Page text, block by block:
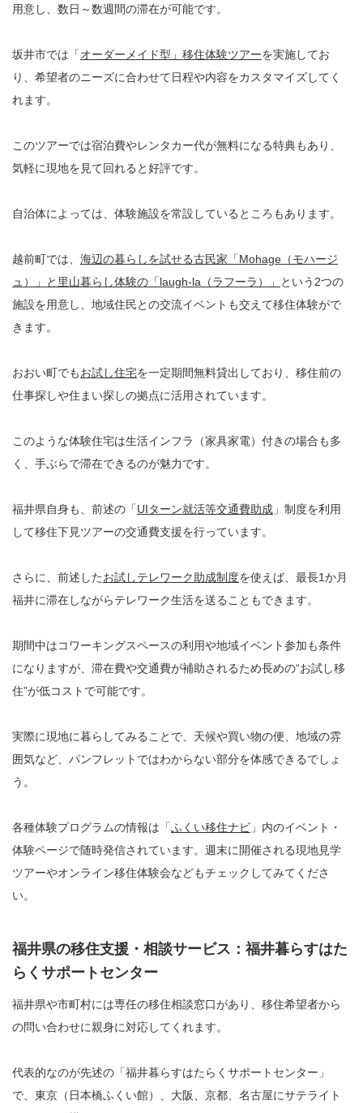
用意し、数日～数週間の滞在が可能です。
坂井市では「オーダーメイド型」移住体験ツアーを実施してお
り、希望者のニーズに合わせて日程や内容をカスタマイズしてく
れます。
このツアーでは宿泊費やレンタカー代が無料になる特典もあり、
気軽に現地を見て回れると好評です。
自治体によっては、体験施設を常設しているところもあります。
越前町では、 海辺の暮らしを試せる古民家「Mohage（モハージ
ュ）」と里山暮らし体験の「laugh-la（ラフーラ）」
という2つの
施設を用意し、地域住民との交流イベントも交えて移住体験がで
きます。
おおい町でもお試し住宅を一定期間無料貸出しており、移住前の
仕事探しや住まい探しの拠点に活用されています。
このような体験住宅は生活インフラ（家具家電）付きの場合も多
く、手ぶらで滞在できるのが魅力です。
福井県自身も、前述の「UIターン就活等交通費助成 」制度を利用
して移住下見ツアーの交通費支援を行っています。
さらに、前述したお試しテレワーク助成制度を使えば、最長1か月
福井に滞在しながらテレワーク生活を送ることもできます。
期間中はコワーキングスペースの利用や地域イベント参加も条件
になりますが、滞在費や交通費が補助されるため長めの“お試し移
住”が低コストで可能です。
実際に現地に暮らしてみることで、天候や買い物の便、地域の雰
囲気など、パンフレットではわからない部分を体感できるでしょ
う。
各種体験プログラムの情報は「ふくい移住ナビ 」内のイベント・
体験ページで随時発信されています。週末に開催される現地見学
ツアーやオンライン移住体験会などもチェックしてみてくださ
い。
福井県の移住支援・相談サービス：福井暮らすはた
らくサポートセンター
福井県や市町村には専任の移住相談窓口があり、移住希望者から
の問い合わせに親身に対応してくれます。
代表的なのが先述の「福井暮らすはたらくサポートセンター」
で、東京（日本橋ふくい館）、大阪、京都、名古屋にサテライト